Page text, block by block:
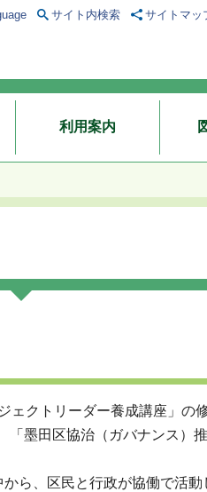
サイト内検索 サイトマッ
利用案内
クトリーダー養成講座」の
墨田区協治（ガバナンス）
ら、区民と行政が協働で活